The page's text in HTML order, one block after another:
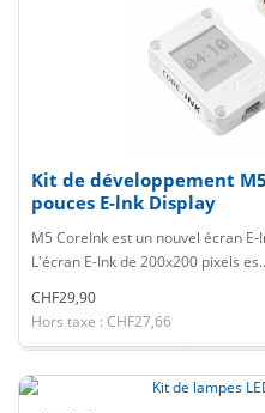
Kit de développement
pouces E-lnk Display
M5 CoreInk est un nouvel écran
L'écran E-Ink de 200x200 pixels es..
CHF29,90
Hors taxe : CHF27,66